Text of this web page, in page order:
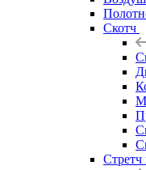
Скотч
Стретч